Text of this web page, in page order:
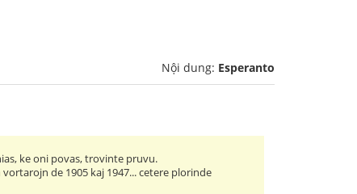
Nội dung: Esperanto
ke oni povas, trovinte pruvu.
de 1905 kaj 1947... cetere plorinde